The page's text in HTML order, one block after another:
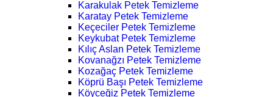
Karakulak Petek Temizleme
Karatay Petek Temizleme
Keçeciler Petek Temizleme
Keykubat Petek Temizleme
Kılıç Aslan Petek Temizleme
Kovanağzı Petek Temizleme
Kozağaç Petek Temizleme
Köprü Başı Petek Temizleme
Köyceğiz Petek Temizleme